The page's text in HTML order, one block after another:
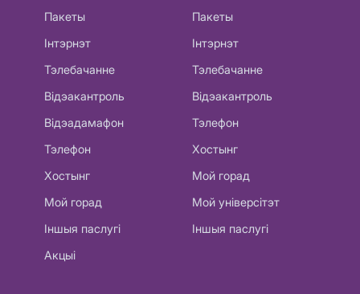
Пакеты
Інтэрнэт
Тэлебачанне
Відэакантроль
Відэадамафон
Тэлефон
Хостынг
Мой горад
Іншыя паслугі
Акцыі
Пакеты
Інтэрнэт
Тэлебачанне
Відэакантроль
Тэлефон
Хостынг
Мой горад
Мой універсітэт
Іншыя паслугі